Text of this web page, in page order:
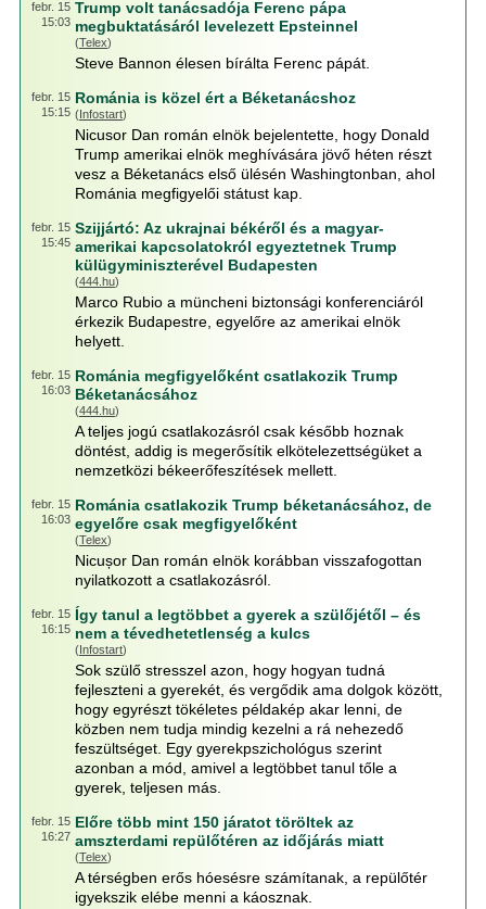
febr. 15
15:03
Trump volt tanácsadója Ferenc pápa
megbuktatásáról levelezett Epsteinnel
(Telex)
Steve Bannon élesen bírálta Ferenc pápát.
febr. 15
15:15
Románia is közel ért a Béketanácshoz
(Infostart)
Nicusor Dan román elnök bejelentette, hogy Donald
Trump amerikai elnök meghívására jövő héten részt
vesz a Béketanács első ülésén Washingtonban, ahol
Románia megfigyelői státust kap.
febr. 15
15:45
Szijjártó: Az ukrajnai békéről és a magyar-
amerikai kapcsolatokról egyeztetnek Trump
külügyminiszterével Budapesten
(444.hu)
Marco Rubio a müncheni biztonsági konferenciáról
érkezik Budapestre, egyelőre az amerikai elnök
helyett.
febr. 15
16:03
Románia megfigyelőként csatlakozik Trump
Béketanácsához
(444.hu)
A teljes jogú csatlakozásról csak később hoznak
döntést, addig is megerősítik elkötelezettségüket a
nemzetközi békeerőfeszítések mellett.
febr. 15
16:03
Románia csatlakozik Trump béketanácsához, de
egyelőre csak megfigyelőként
(Telex)
Nicușor Dan román elnök korábban visszafogottan
nyilatkozott a csatlakozásról.
febr. 15
16:15
Így tanul a legtöbbet a gyerek a szülőjétől – és
nem a tévedhetetlenség a kulcs
(Infostart)
Sok szülő stresszel azon, hogy hogyan tudná
fejleszteni a gyerekét, és vergődik ama dolgok között,
hogy egyrészt tökéletes példakép akar lenni, de
közben nem tudja mindig kezelni a rá nehezedő
feszültséget. Egy gyerekpszichológus szerint
azonban a mód, amivel a legtöbbet tanul tőle a
gyerek, teljesen más.
febr. 15
16:27
Előre több mint 150 járatot töröltek az
amszterdami repülőtéren az időjárás miatt
(Telex)
A térségben erős hóesésre számítanak, a repülőtér
igyekszik elébe menni a káosznak.